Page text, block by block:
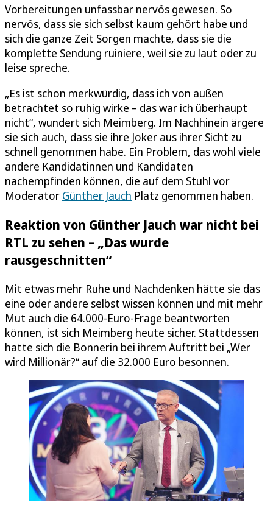
Vorbereitungen unfassbar nervös gewesen. So
nervös, dass sie sich selbst kaum gehört habe und
sich die ganze Zeit Sorgen machte, dass sie die
komplette Sendung ruiniere, weil sie zu laut oder zu
leise spreche.
„Es ist schon merkwürdig, dass ich von außen
betrachtet so ruhig wirke – das war ich überhaupt
nicht“, wundert sich Meimberg. Im Nachhinein ärgere
sie sich auch, dass sie ihre Joker aus ihrer Sicht zu
schnell genommen habe. Ein Problem, das wohl viele
andere Kandidatinnen und Kandidaten
nachempfinden können, die auf dem Stuhl vor
Moderator Günther Jauch Platz genommen haben.
Reaktion von Günther Jauch war nicht bei
RTL zu sehen – „Das wurde
rausgeschnitten“
Mit etwas mehr Ruhe und Nachdenken hätte sie das
eine oder andere selbst wissen können und mit mehr
Mut auch die 64.000-Euro-Frage beantworten
können, ist sich Meimberg heute sicher. Stattdessen
hatte sich die Bonnerin bei ihrem Auftritt bei „Wer
wird Millionär?“ auf die 32.000 Euro besonnen.